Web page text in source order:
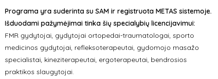
Programa yra suderinta su SAM ir registruota METAS sistemoje.
Išduodami pažymėjimai tinka šių specialybių licencijavimui:
FMR gydytojai, gydytojai ortopedai-traumatologai, sporto
medicinos gydytojai, refleksoterapeutai, gydomojo masažo
specialistai, kineziterapeutai, ergoterapeutai, bendrosios
praktikos slaugytojai.